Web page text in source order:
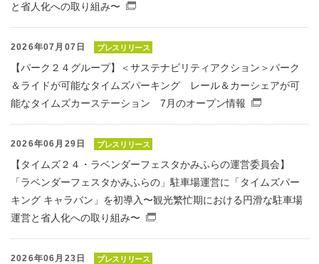
と省人化への取り組み〜
2026年07月07日 プレスリリース
【パーク２４グループ】＜サステナビリティアクション＞パーク
＆ライドが可能なタイムズパーキング レール＆カーシェアが可
能なタイムズカーステーション 7月のオープン情報
2026年06月29日 プレスリリース
【タイムズ２４・ラベンダーフェスタかみふらの運営委員会】
「ラベンダーフェスタかみふらの」駐車場運営に「タイムズパー
キング キャラバン」を初導入〜観光繁忙期における円滑な駐車場
運営と省人化への取り組み〜
2026年06月23日 プレスリリース